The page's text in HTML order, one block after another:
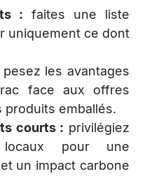
: faites une liste
uniquement ce dont
pesez les avantages
face aux offres
produits emballés.
courts : privilégiez
pour une
un impact carbone